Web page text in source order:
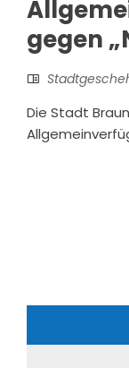
gegen
Die Stadt